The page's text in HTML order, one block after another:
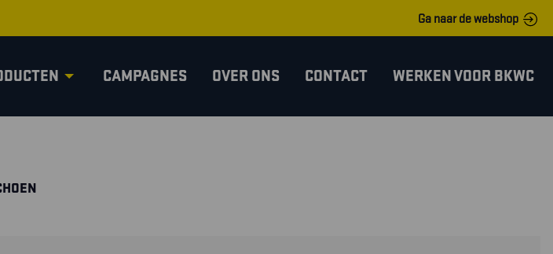
Ga naar de webshop
CAMPAGNES OVER ONS CONTACT WERKEN VOOR BKWC